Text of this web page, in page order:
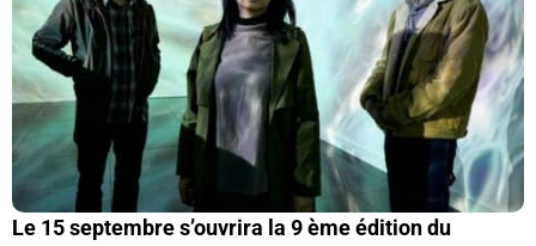
Le 15 septembre s’ouvrira la 9 ème édition du